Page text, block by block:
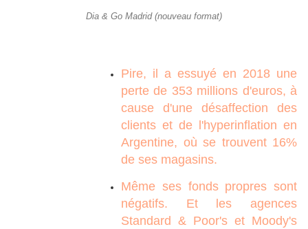
Dia & Go Madrid (nouveau format)
Pire, il a essuyé en 2018 une
perte de 353 millions d'euros, à
cause d'une désaffection des
clients et de l'hyperinflation en
Argentine, où se trouvent 16%
de ses magasins.
Même ses fonds propres sont
négatifs. Et les agences
Standard & Poor's et Moody's